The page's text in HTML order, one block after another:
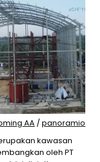
AA /panoramio
kawasan
oleh PT